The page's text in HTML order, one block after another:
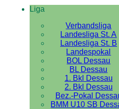
Liga
Verbandsliga
Landesliga St. A
Landesliga St. B
Landespokal
BOL Dessau
BL Dessau
1. Bkl Dessau
2. Bkl Dessau
Bez.-Pokal
BMM U10 SB